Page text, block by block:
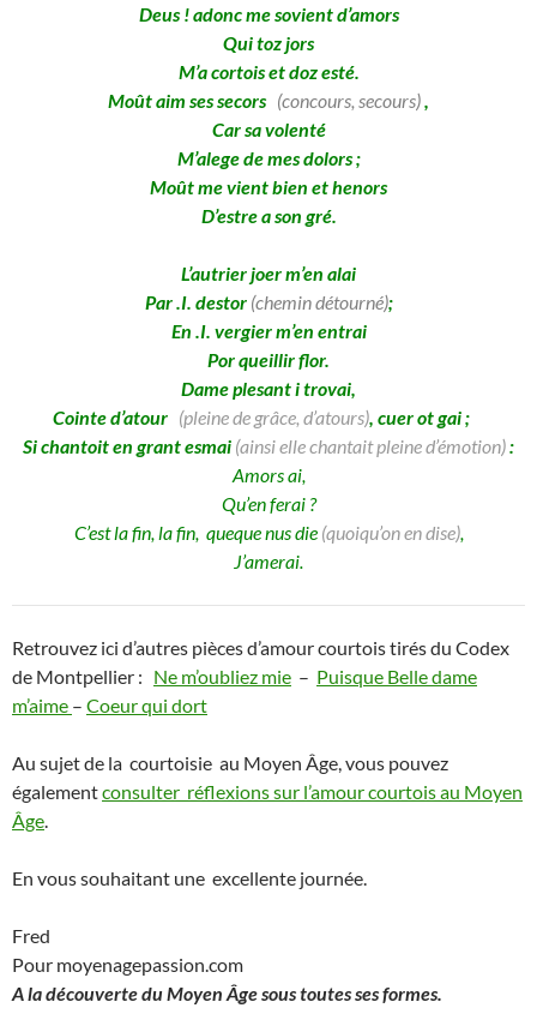
Deus ! adonc me sovient d’amors
Qui toz jors
M’a cortois et doz esté.
Moût aim ses secors (concours, secours) ,
Car sa volenté
M’alege de mes dolors ;
Moût me vient bien et henors
D’estre a son gré.
L’autrier joer m’en alai
Par .I. destor (chemin détourné);
En .I. vergier m’en entrai
Por queillir flor.
Dame plesant i trovai,
Cointe d’atour (pleine de grâce, d’atours), cuer ot gai ;
Si chantoit en grant esmai (ainsi elle chantait pleine d’émotion) :
Amors ai,
Qu’en ferai ?
C’est la fin, la fin, queque nus die (quoiqu’on en dise),
J’amerai.
Retrouvez ici d’autres pièces d’amour courtois tirés du Codex
de Montpellier : Ne m’oubliez mie – Puisque Belle dame
m’aime – Coeur qui dort
Au sujet de la courtoisie au Moyen Âge, vous pouvez
égalementconsulter réflexions sur l’amour courtois au Moyen
Âge
En vous souhaitant une excellente journée.
Fred
Pour moyenagepassion.com
A la découverte du Moyen Âge sous toutes ses formes.